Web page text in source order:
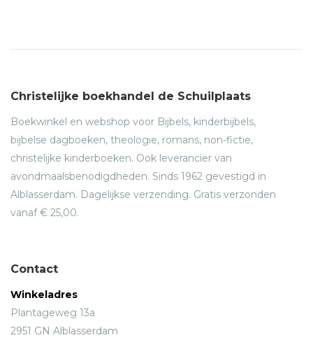
Christelijke boekhandel de Schuilplaats
Boekwinkel en webshop voor Bijbels, kinderbijbels,
bijbelse dagboeken, theologie, romans, non-fictie,
christelijke kinderboeken. Ook leverancier van
avondmaalsbenodigdheden. Sinds 1962 gevestigd in
Alblasserdam. Dagelijkse verzending. Gratis verzonden
vanaf € 25,00.
Contact
Winkeladres
Plantageweg 13a
2951 GN Alblasserdam